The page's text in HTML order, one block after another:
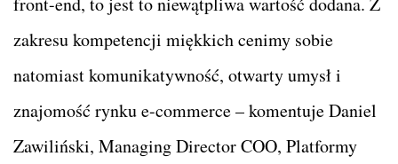
zakresu kompetencji miękkich cenimy sobie
natomiast komunikatywność, otwarty umysł i
znajomość rynku e-commerce – komentuje Daniel
Zawiliński, Managing Director COO, Platformy